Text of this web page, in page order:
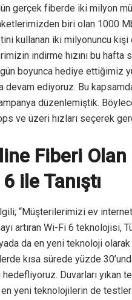
gerçek fiberde iki milyon
biri olan 1000
kullanan iki milyonuncu
indirme hızını bu hafta
boyunca hediye ettiğimiz
devam ediyoruz. Bu
düzenlemiştik.
ve üzeri hızları seçerek
Fiberi Olan
ile Tanıştı
“Müşterilerimizi ev
artıran Wi-Fi 6 teknolojisi,
da en yeni teknoloji
kısa sürede yüzde
Duvarları yıkan
yeni teknolojilerin de